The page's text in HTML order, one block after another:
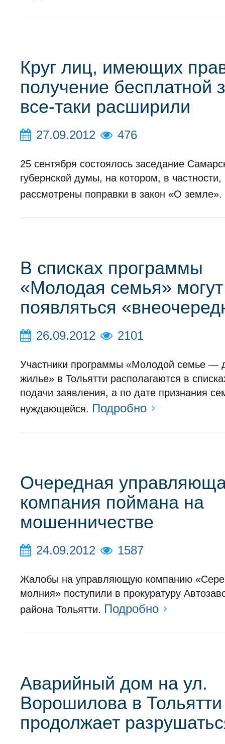
Круг лиц, имеющих
получение бесплатной
все-таки расширили
27.09.2012 476
25 сентября состоялось заседание
губернской думы, на котором, в
рассмотрены поправки в закон «О земле».
В списках программы
«Молодая семья» могут
появляться
26.09.2012 2101
Участники программы «Молодой семье —
жилье» в Тольятти располагаются в
подачи заявления, а по дате признания
нуждающейся. Подробно
Очередная
компания поймана на
мошенничестве
24.09.2012 1587
Жалобы на управляющую компанию
молния» поступили в прокуратуру
района Тольятти. Подробно
Аварийный дом на ул.
Ворошилова в Тольятти
продолжает